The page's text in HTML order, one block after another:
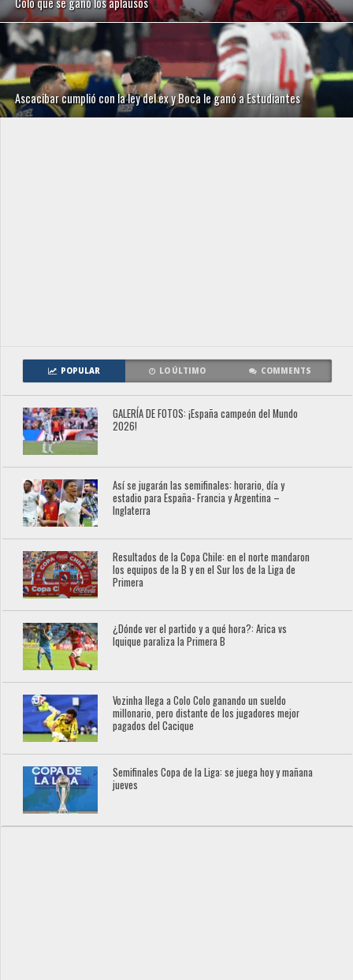
Ascacibar cumplió con la ley del ex y Boca le ganó a Estudiantes
POPULAR LO ÚLTIMO COMMENTS
GALERÍA DE FOTOS: ¡España campeón del Mundo
2026!
Así se jugarán las semifinales: horario, día y
estadio para España- Francia y Argentina –
Inglaterra
Resultados de la Copa Chile: en el norte mandaron
los equipos de la B y en el Sur los de la Liga de
Primera
¿Dónde ver el partido y a qué hora?: Arica vs
Iquique paraliza la Primera B
Vozinha llega a Colo Colo ganando un sueldo
millonario, pero distante de los jugadores mejor
pagados del Cacique
Semifinales Copa de la Liga: se juega hoy y mañana
jueves